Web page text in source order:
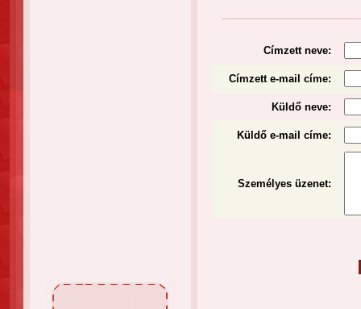
Címzett neve:
Címzett e-mail címe:
Küldő neve:
Küldő e-mail címe:
Személyes üzenet: